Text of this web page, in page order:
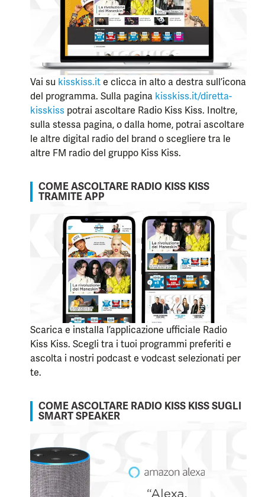
Vai su kisskiss.ite clicca in alto a destra sull’icona
del programma. Sulla pagina kisskiss.it/diretta-
kisskiss potrai ascoltare Radio Kiss Kiss. Inoltre,
sulla stessa pagina, o dalla home, potrai ascoltare
le altre digital radio del brand o scegliere tra le
altre FM radio del gruppo Kiss Kiss.
COME ASCOLTARE RADIO KISS KISS
TRAMITE APP
Scarica e installa l’applicazione ufficiale Radio
Kiss Kiss. Scegli tra i tuoi programmi preferiti e
ascolta i nostri podcast e vodcast selezionati per
te.
COME ASCOLTARE RADIO KISS KISS SUGLI
SMART SPEAKER